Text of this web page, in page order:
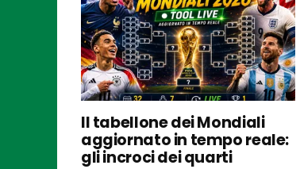
Il tabellone dei Mondiali
aggiornato in tempo reale:
gli incroci dei quarti